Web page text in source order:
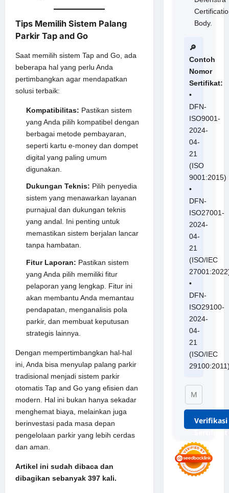
Tips Memilih Sistem Palang
Parkir Tap and Go
Saat memilih sistem Tap and Go, ada
beberapa hal yang perlu Anda
pertimbangkan agar mendapatkan
solusi terbaik:
Kompatibilitas: Pastikan sistem
yang Anda pilih kompatibel dengan
berbagai metode pembayaran,
seperti kartu e-money dan dompet
digital yang paling umum
digunakan.
Dukungan Teknis: Pilih penyedia
sistem yang menawarkan layanan
purnajual dan dukungan teknis
yang andal. Ini penting untuk
memastikan sistem berjalan lancar
tanpa hambatan.
Fitur Laporan: Pastikan sistem
yang Anda pilih memiliki fitur
pelaporan yang lengkap. Fitur ini
akan membantu Anda memantau
pendapatan, menganalisis pola
parkir, dan membuat keputusan
strategis lainnya.
Dengan mempertimbangkan hal-hal
ini, Anda bisa menyulap palang parkir
tradisional menjadi sistem parkir
otomatis Tap and Go yang efisien dan
modern. Hal ini bukan hanya sekadar
menghemat biaya, melainkan juga
berinvestasi pada masa depan
pengelolaan parkir yang lebih cerdas
dan aman.
Artikel ini sudah dibaca dan
dibagikan sebanyak 397 kali.
Body.
🔎
Contoh
Nomor
Sertifikat:
•
DFN-
ISO9001-
2024-
04-
21
(ISO
9001:2015)
•
DFN-
ISO27001-
2024-
04-
21
(ISO/IEC
•
DFN-
ISO29100-
2024-
04-
21
(ISO/IEC
Verifikasi
Sertifikat